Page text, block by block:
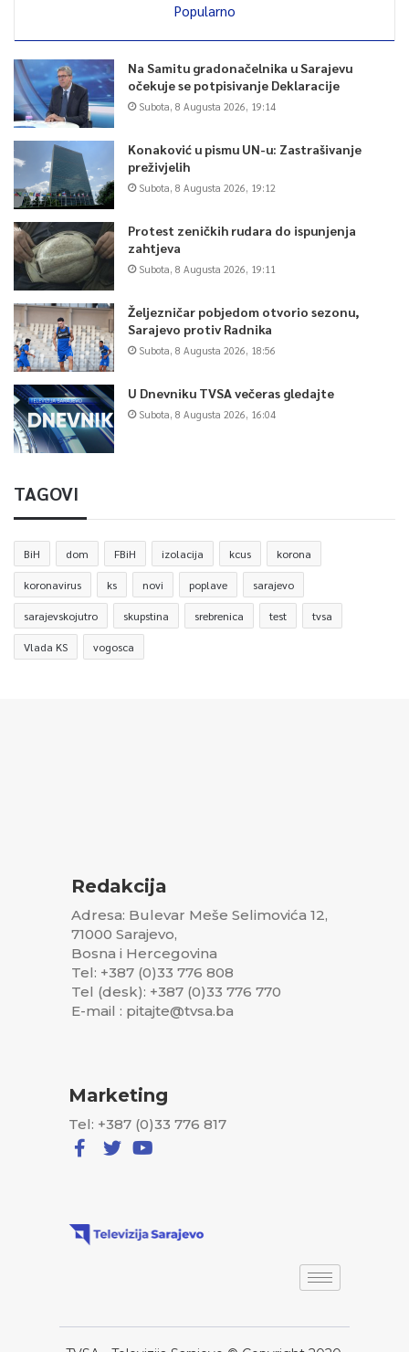
Popularno
Na Samitu gradonačelnika u Sarajevu
očekuje se potpisivanje Deklaracije
Subota, 8 Augusta 2026, 19:14
Konaković u pismu UN-u: Zastrašivanje
preživjelih
Subota, 8 Augusta 2026, 19:12
Protest zeničkih rudara do ispunjenja
zahtjeva
Subota, 8 Augusta 2026, 19:11
Željezničar pobjedom otvorio sezonu,
Sarajevo protiv Radnika
Subota, 8 Augusta 2026, 18:56
U Dnevniku TVSA večeras gledajte
Subota, 8 Augusta 2026, 16:04
TAGOVI
BiH dom FBiH izolacija kcus korona
koronavirus ks novi poplave sarajevo
sarajevskojutro skupstina srebrenica test tvsa
Vlada KS vogosca
Redakcija
Adresa: Bulevar Meše Selimovića 12,
71000 Sarajevo,
Bosna i Hercegovina
Tel: +387 (0)33 776 808
Tel (desk): +387 (0)33 776 770
E-mail : pitajte@tvsa.ba
Marketing
Tel: +387 (0)33 776 817